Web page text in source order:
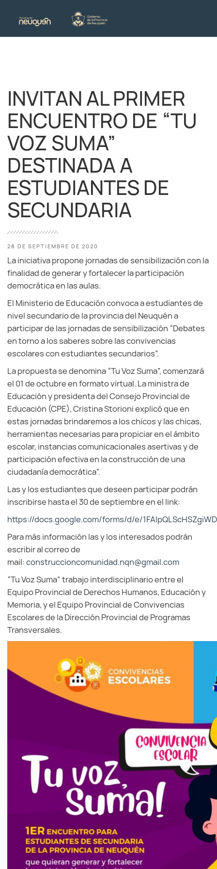
INVITAN AL PRIMER
ENCUENTRO DE “TU
VOZ SUMA”
DESTINADA A
ESTUDIANTES DE
SECUNDARIA
28 DE SEPTIEMBRE DE 2020
La iniciativa propone jornadas de sensibilización con la
finalidad de generar y fortalecer la participación
democrática en las aulas.
El Ministerio de Educación convoca a estudiantes de
nivel secundario de la provincia del Neuquén a
participar de las jornadas de sensibilización “Debates
en torno a los saberes sobre las convivencias
escolares con estudiantes secundarios”.
La propuesta se denomina “Tu Voz Suma”, comenzará
el 01 de octubre en formato virtual. La ministra de
Educación y presidenta del Consejo Provincial de
Educación (CPE), Cristina Storioni explicó que en
estas jornadas brindaremos a los chicos y las chicas,
herramientas necesarias para propiciar en el ámbito
escolar, instancias comunicacionales asertivas y de
participación efectiva en la construcción de una
ciudadanía democrática”.
Las y los estudiantes que deseen participar podrán
inscribirse hasta el 30 de septiembre en el link:
https://docs.google.com/forms/d/e/
Para más información las y los interesados podrán
escribir al correo de
mail:construccioncomunidad.nqn@gmail.com
“Tu Voz Suma” trabajo interdisciplinario entre el
Equipo Provincial de Derechos Humanos, Educación y
Memoria, y el Equipo Provincial de Convivencias
Escolares de la Dirección Provincial de Programas
Transversales.